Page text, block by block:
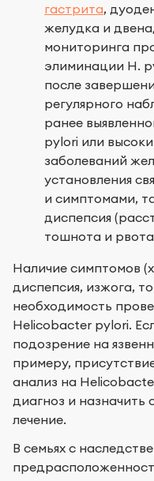
гастрита,
желудка и
мониторинга
элиминации H.
после
регулярного
ранее
pylori или
заболеваний
установления
и симптомами,
диспепсия
тошнота и
Наличие симптомов
диспепсия, изжога,
необходимость
Helicobacter pylori.
подозрение на
примеру,
анализ на
диагноз и назначить
лечение.
В семьях с